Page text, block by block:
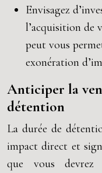
Envisagez
l’acquisition de
peut vous
exonération
Anticiper la
détention
La durée de
impact direct et
que vous